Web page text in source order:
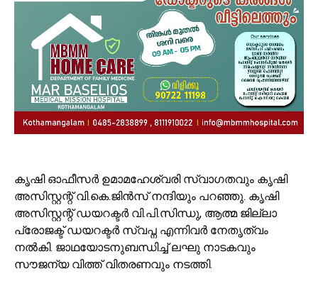
കൃഷി ഓഫീസർ ഉമാമഹേശ്വരി സ്വാഗതവും കൃഷി
അസിസ്റ്റന്റ് വി.കെ.ജിൻസ് നന്ദിയും പറഞ്ഞു. കൃഷി
അസിസ്റ്റന്റ് ഡയറക്ടർ വി.പി.സിന്ധു, ആത്മ ജില്ലാ
പ്രോജക്ട് ഡയറക്ടർ സ്വപ്ന എന്നിവർ നേതൃത്വം
നൽകി. ജാഥയോടനുബന്ധിച്ച് ലഘു നാടകവും
സൗജന്യ വിത്ത് വിതരണവും നടത്തി.